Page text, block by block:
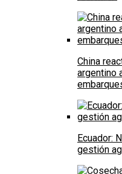
China
argentino
Ecuador:
gestión